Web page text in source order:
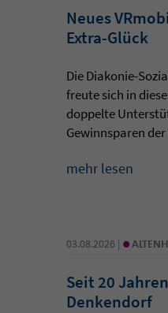
Neues
Extra-Glück
Die Diakonie-
freute sich in
doppelte
Gewinnsparen
mehr lesen
03.08.2026 | •
Seit 20
Denkendorf